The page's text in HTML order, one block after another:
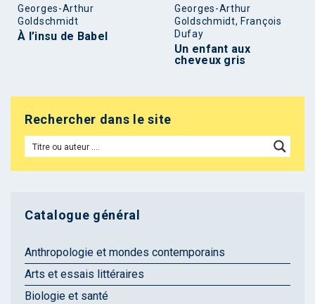
Georges-Arthur
Goldschmidt
À l’insu de Babel
Georges-Arthur
Goldschmidt, François
Dufay
Un enfant aux
cheveux gris
Rechercher dans le site
Catalogue général
Anthropologie et mondes contemporains
Arts et essais littéraires
Biologie et santé